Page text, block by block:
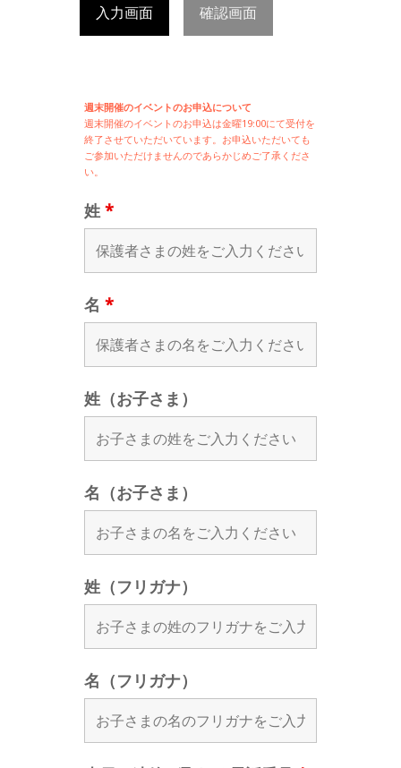
入力画面 確認画面
週末開催のイベントのお申込について
週末開催のイベントのお申込は金曜19:00にて受付を
終了させていただいています。お申込いただいても
ご参加いただけませんのであらかじめご了承くださ
い。
姓 *
名 *
姓（お子さま）
名（お子さま）
姓（フリガナ）
名（フリガナ）